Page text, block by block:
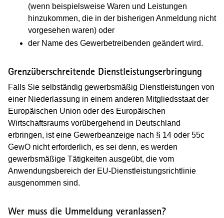
(wenn beispielsweise Waren und Leistungen
hinzukommen, die in der bisherigen Anmeldung nicht
vorgesehen waren) oder
der Name des Gewerbetreibenden geändert wird.
Grenzüberschreitende Dienstleistungserbringung
Falls Sie selbständig gewerbsmäßig Dienstleistungen von
einer Niederlassung in einem anderen Mitgliedsstaat der
Europäischen Union oder des Europäischen
Wirtschaftsraums vorübergehend in Deutschland
erbringen, ist eine Gewerbeanzeige nach § 14 oder 55c
GewO nicht erforderlich, es sei denn, es werden
gewerbsmäßige Tätigkeiten ausgeübt, die vom
Anwendungsbereich der EU-Dienstleistungsrichtlinie
ausgenommen sind.
Wer muss die Ummeldung veranlassen?